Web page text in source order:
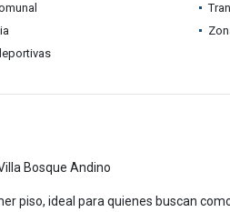
Bosque Andino
piso, ideal para quienes buscan